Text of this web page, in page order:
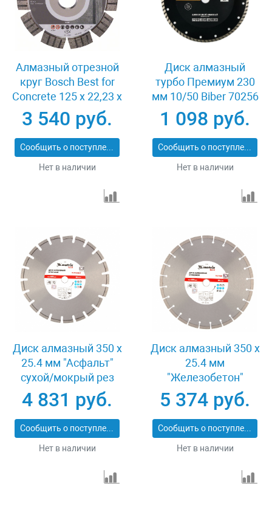
Алмазный отрезной
круг Bosch Best for
Concrete 125 x 22,23 x
2,2 x 12 mm
3 540 руб.
Сообщить о поступлении
Нет в наличии
Диск алмазный
турбо Премиум 230
мм 10/50 Biber 70256
1 098 руб.
Сообщить о поступлении
Нет в наличии
Диск алмазный 350 х
25.4 мм "Асфальт"
сухой/мокрый рез
Pro Matrix 731073
4 831 руб.
Сообщить о поступлении
Нет в наличии
Диск алмазный 350 х
25.4 мм
"Железобетон"
сухой/мокрый рез
Pro Matrix 731103
5 374 руб.
Сообщить о поступлении
Нет в наличии